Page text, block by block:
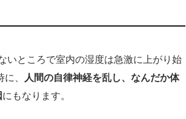
いところで室内の湿度は急激に上がり始
、
人間の自律神経を乱し、なんだか体
にもなります。